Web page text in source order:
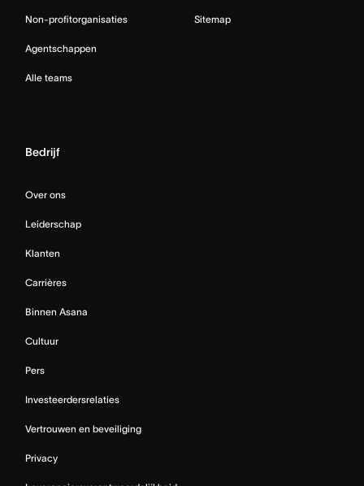
Non-profitorganisaties
Agentschappen
Alle teams
Sitemap
Bedrijf
Over ons
Leiderschap
Klanten
Carrières
Binnen Asana
Cultuur
Pers
Investeerdersrelaties
Vertrouwen en beveiliging
Privacy